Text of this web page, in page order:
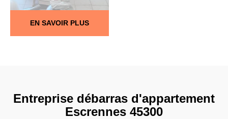
EN SAVOIR PLUS
Entreprise débarras d'appartement
Escrennes 45300